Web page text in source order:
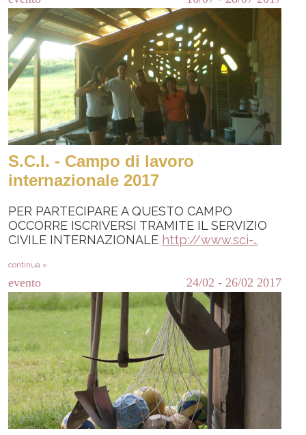
S.C.I. - Campo di lavoro
internazionale 2017
PER PARTECIPARE A QUESTO CAMPO
OCCORRE ISCRIVERSI TRAMITE IL SERVIZIO
CIVILE INTERNAZIONALE http://www.sci-…
continua »
evento 24/02 - 26/02 2017